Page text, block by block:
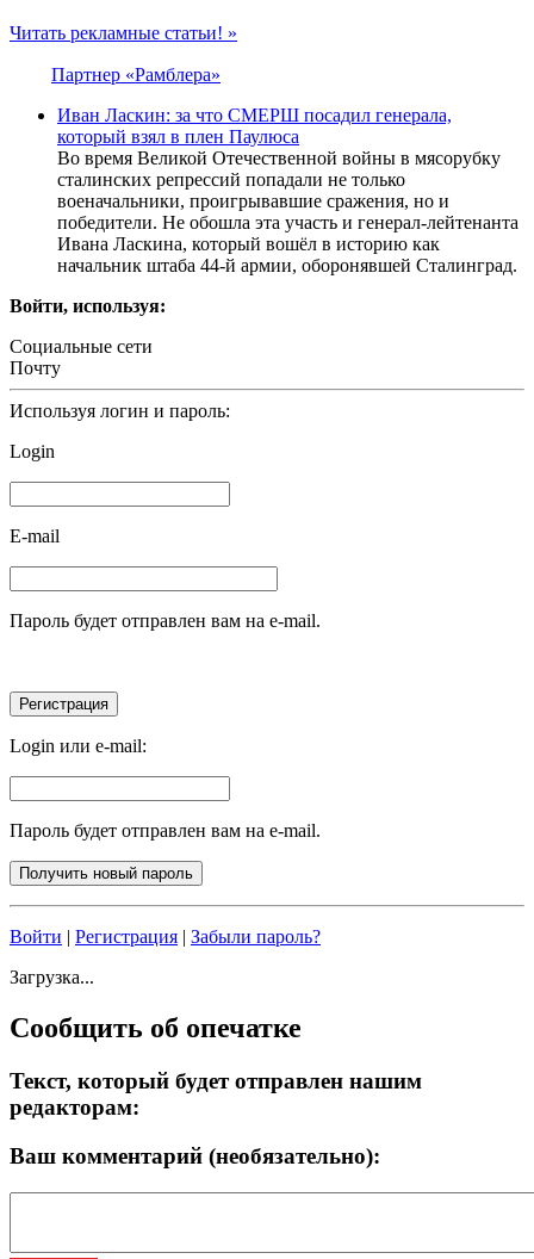
Читать рекламные статьи! »
Партнер «Рамблера»
Иван Ласкин: за что СМЕРШ посадил генерала,
который взял в плен Паулюса
Во время Великой Отечественной войны в мясорубку
сталинских репрессий попадали не только
военачальники, проигрывавшие сражения, но и
победители. Не обошла эта участь и генерал-лейтенанта
Ивана Ласкина, который вошёл в историю как
начальник штаба 44-й армии, оборонявшей Сталинград.
Войти, используя:
Социальные сети
Почту
Используя логин и пароль:
Login
E-mail
Пароль будет отправлен вам на e-mail.
Login или e-mail:
Пароль будет отправлен вам на e-mail.
Войти | Регистрация | Забыли пароль?
Загрузка...
Сообщить об опечатке
Текст, который будет отправлен нашим
редакторам:
Ваш комментарий (необязательно):